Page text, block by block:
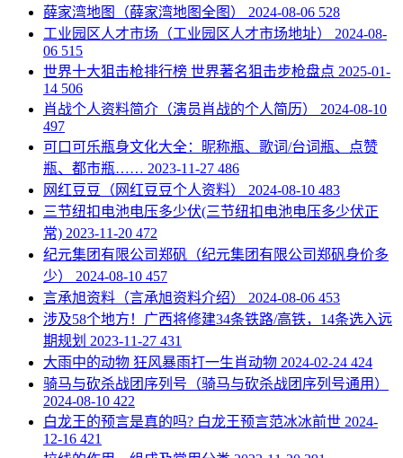
​薛家湾地图（薛家湾地图全图）
2024-08-06 528
​工业园区人才市场（工业园区人才市场地址）
2024-08-
06 515
​世界十大狙击枪排行榜 世界著名狙击步枪盘点 2025-01-
14 506
​肖战个人资料简介（演员肖战的个人简历）
2024-08-10
497
​可口可乐瓶身文化大全：昵称瓶、歌词/台词瓶、点赞
瓶、都市瓶…… 2023-11-27 486
​网红豆豆（网红豆豆个人资料）
2024-08-10 483
​三节纽扣电池电压多少伏(三节纽扣电池电压多少伏正
常) 2023-11-20 472
​纪元集团有限公司郑矾（纪元集团有限公司郑矾身价多
少）
2024-08-10 457
​言承旭资料（言承旭资料介绍）
2024-08-06 453
​涉及58个地方！广西将修建34条铁路/高铁，14条选入远
期规划 2023-11-27 431
​大雨中的动物 狂风暴雨打一生肖动物 2024-02-24 424
​骑马与砍杀战团序列号（骑马与砍杀战团序列号通用）
2024-08-10 422
​白龙王的预言是真的吗? 白龙王预言范冰冰前世 2024-
12-16 421